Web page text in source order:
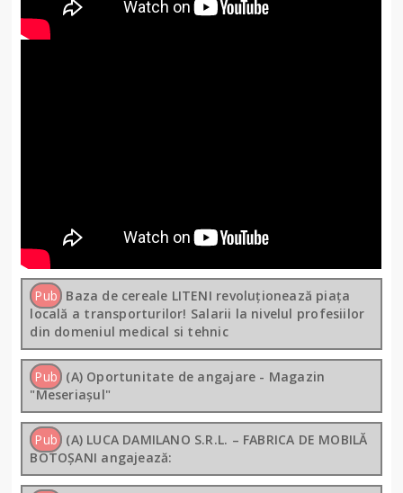
Pub Baza de cereale LITENI revoluționează piața
locală a transporturilor! Salarii la nivelul profesiilor
din domeniul medical si tehnic
Pub (A) Oportunitate de angajare - Magazin
"Meseriașul"
Pub (A) LUCA DAMILANO S.R.L. – FABRICA DE MOBILĂ
BOTOȘANI angajează: